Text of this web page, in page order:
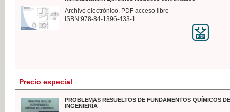
Archivo electrónico. PDF acceso libre
ISBN:978-84-1396-433-1
Precio especial
PROBLEMAS RESUELTOS DE FUNDAMENTOS QUÍMICOS
INGENIERÍA